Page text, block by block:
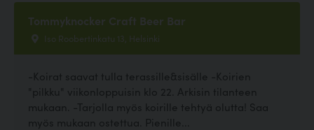
Tommyknocker Craft Beer Bar
Iso Roobertinkatu 13, Helsinki
-Koirat saavat tulla terassille&sisälle -Koirien
"pilkku" viikonloppuisin klo 22. Arkisin tilanteen
mukaan. -Tarjolla myös koirille tehtyä olutta! Saa
myös mukaan ostettua. Pienille...